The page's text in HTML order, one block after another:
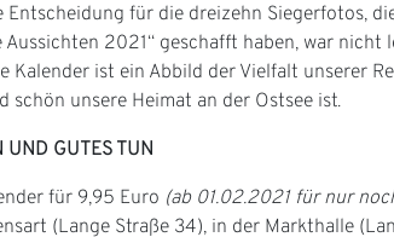
Entscheidung für die dreizehn Siegerfotos,
Aussichten 2021“ geschafft haben, war nicht
Kalender ist ein Abbild der Vielfalt unserer
schön unsere Heimat an der Ostsee ist.
UND GUTES TUN
für 9,95 Euro (ab 01.02.2021 für nur
(Lange Straße 34), in der Markthalle